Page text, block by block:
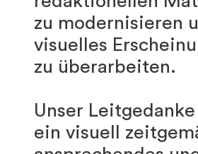
zu modernisieren
visuelles
zu überarbeiten.
Unser
ein visuell